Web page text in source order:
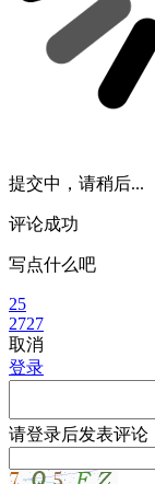
提交中，请稍后...
评论成功
写点什么吧
25
2727
取消
登录
请登录后发表评论